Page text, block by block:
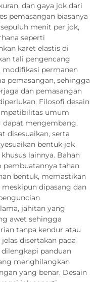
dan gaya jok dari
pemasangan biasanya
menit per jok,
seperti
karet elastis di
tali pengencang
modifikasi permanen
pemasangan, sehingga
dan pemasangan
Filosofi desain
umum
dapat mengembang,
disesuaikan, serta
bentuk jok
lainnya. Bahan
pembuatannya tahan
bentuk, memastikan
dipasang dan
jahitan yang
awet sehingga
tanpa kendur atau
disertakan pada
panduan
menghilangkan
yang benar. Desain